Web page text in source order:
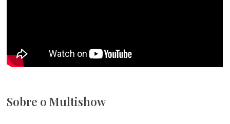
Sobre o Multishow